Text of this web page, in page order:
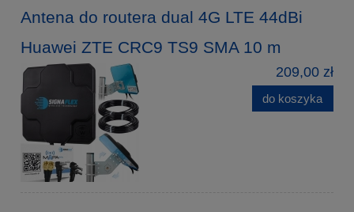
Antena do routera dual 4G LTE 44dBi
Huawei ZTE CRC9 TS9 SMA 10 m
209,00 zł
do koszyka